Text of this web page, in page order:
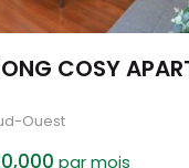
COSY
Ouest
par mois